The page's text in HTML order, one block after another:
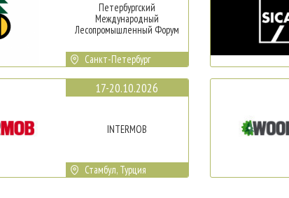
Петербургский
Международный
Лесопромышленный Форум
Санкт-Петербург
17-20.10.2026
INTERMOB
Стамбул, Турция